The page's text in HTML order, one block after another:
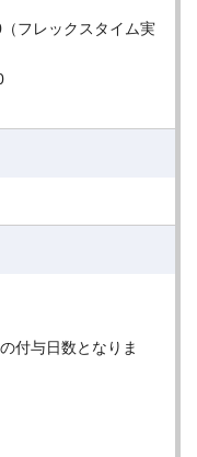
フレックスタイム実
付与日数となりま